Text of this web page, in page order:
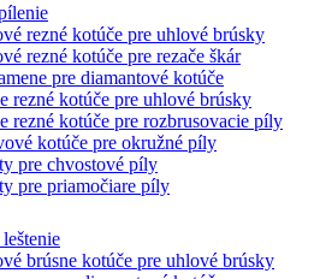
rezné kotúče pre uhlové brúsky
rezné kotúče pre rezače škár
pre diamantové kotúče
rezné kotúče pre uhlové brúsky
rezné kotúče pre rozbrusovacie píly
kotúče pre okružné píly
pre chvostové píly
pre priamočiare píly
brúsne kotúče pre uhlové brúsky